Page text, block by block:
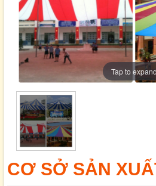
Tap to expand
CƠ SỞ SẢN